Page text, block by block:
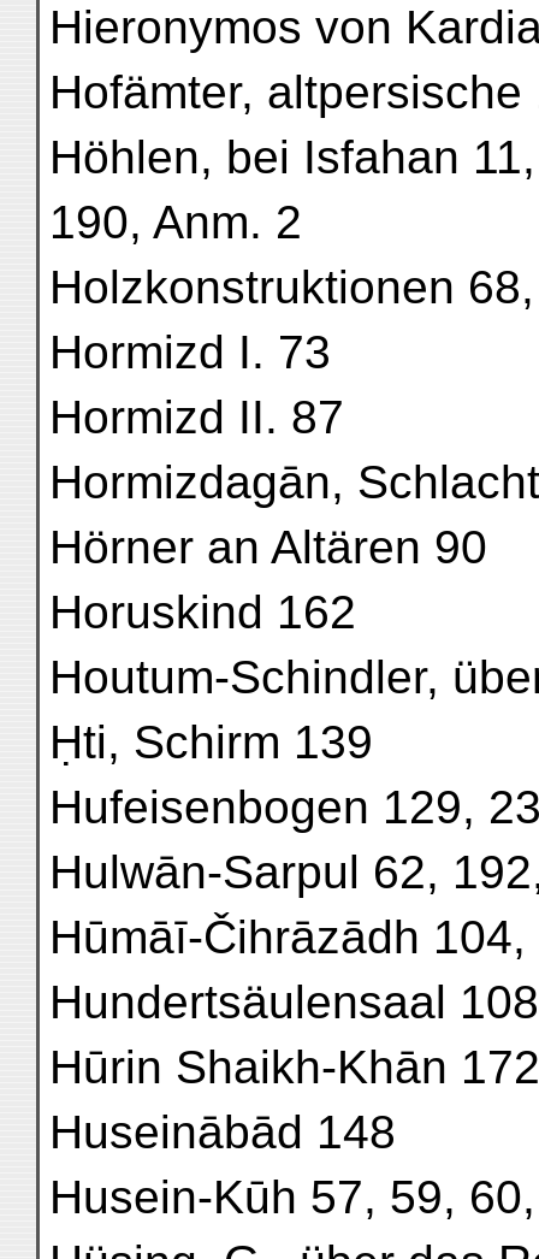
Hieronymos von
Hofämter, altpersische
Höhlen, bei Isfahan
190, Anm. 2
Holzkonstruktionen
Hormizd I. 73
Hormizd II. 87
Hormizdagān,
Hörner an Altären 90
Horuskind 162
Houtum-Schindler,
Ḥti, Schirm 139
Hufeisenbogen 129,
Hulwān-Sarpul 62,
Hūmāī-Čihrāzādh
Hundertsäulensaal
Hūrin Shaikh-Khān
Huseinābād 148
Husein-Kūh 57, 59,